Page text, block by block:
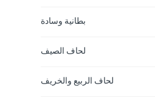
بطانية وسادة
لحاف الصيف
لحاف الربيع والخريف